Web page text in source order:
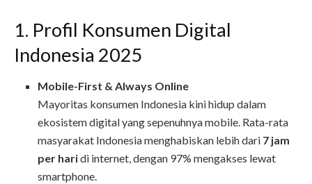
1. Profil Konsumen Digital
Indonesia 2025
Mobile-First & Always Online
Mayoritas konsumen Indonesia kini hidup dalam
ekosistem digital yang sepenuhnya mobile. Rata-rata
masyarakat Indonesia menghabiskan lebih dari 7 jam
per haridi internet, dengan 97% mengakses lewat
smartphone.